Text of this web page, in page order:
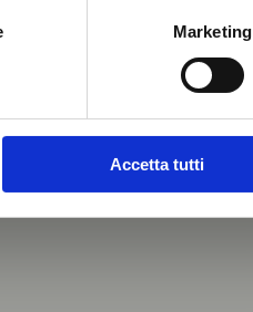
Marketing
Accetta tutti